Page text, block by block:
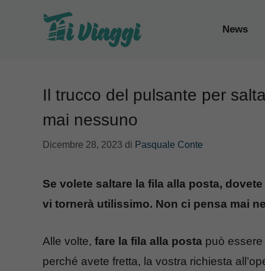
News
Il trucco del pulsante per
mai nessuno
Dicembre 28, 2023 di Pasquale Conte
Se volete saltare la fila alla posta,
vi tornerà utilissimo. Non ci pensa mai
Alle volte, fare la fila alla posta può
perché avete fretta, la vostra richiesta